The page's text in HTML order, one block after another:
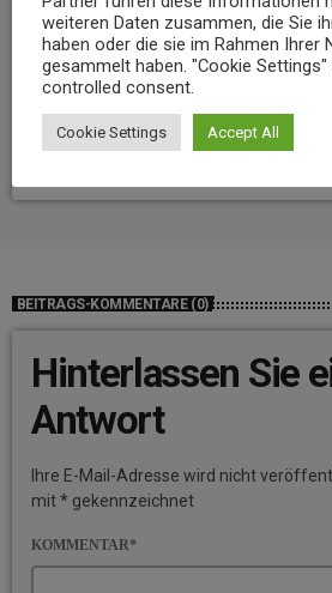
NEWS
Niedrigwasser belastet Gewässer im
today 7. AUGUST 2026 12
BEITRAGS-KOMMENTARE (0)
Hinterlassen Sie
Antwort
Ihre E-Mail-Adresse wird nicht
mit * gekennzeichnet
KOMMENTAR*
weiteren Daten zusammen, die Sie
haben oder die sie im Rahmen Ihrer
gesammelt haben. "Cookie
controlled consent.
Cookie Settings Accept All